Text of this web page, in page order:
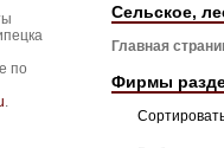
по
.
Сельское,
Главная
Фирмы